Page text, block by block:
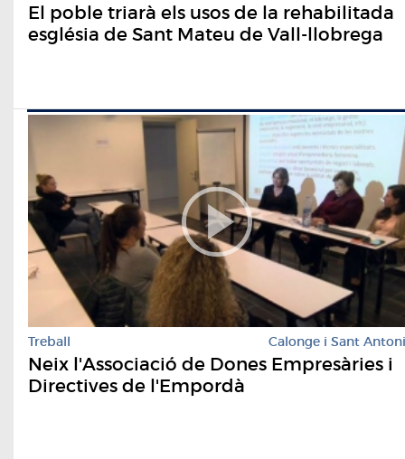
El poble triarà els usos de la rehabilitada
església de Sant Mateu de Vall-llobrega
Treball Calonge i Sant Antoni
Neix l'Associació de Dones Empresàries i
Directives de l'Empordà